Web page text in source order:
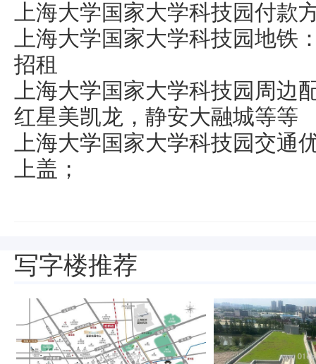
上海大学国家大学科技园付款
上海大学国家大学科技园地铁
招租
上海大学国家大学科技园周边
红星美凯龙，静安大融城等等
上海大学国家大学科技园交通
上盖；
写字楼推荐